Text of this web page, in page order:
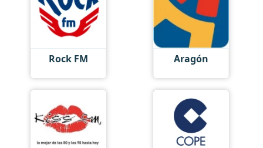
Rock FM Aragón